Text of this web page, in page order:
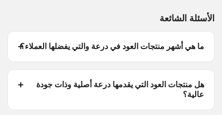
الأسئلة الشائعة
ما هي أشهر منتجات العود في درعة والتي يفضلها العملاء؟
هل منتجات العود التي يقدمها درعة أصلية وذات جودة
عالية؟